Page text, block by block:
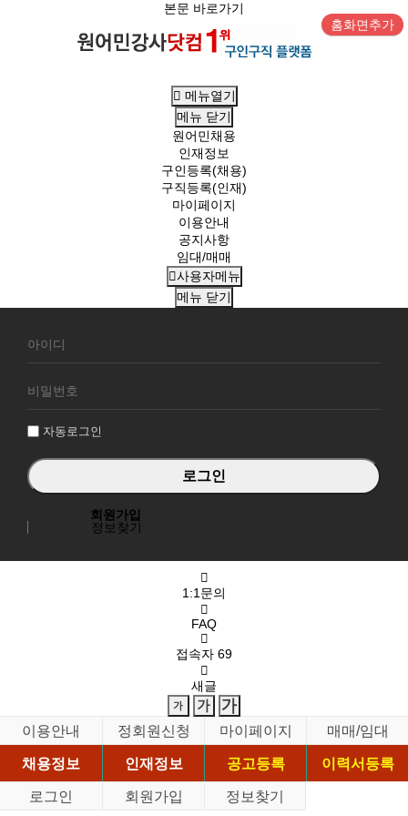
본문 바로가기
홈화면추가
메뉴열기
메뉴 닫기
원어민채용
인재정보
구인등록(채용)
구직등록(인재)
마이페이지
이용안내
공지사항
임대/매매
사용자메뉴
메뉴 닫기
원
그
자동로그인
회원가입
정보찾기
1:1문의
FAQ
접속자 69
새글
이용안내 정회원신청 마이페이지
매매/임대
채용정보
인재정보 공고등록
이력서등록
로그인
회원가입 정보찾기